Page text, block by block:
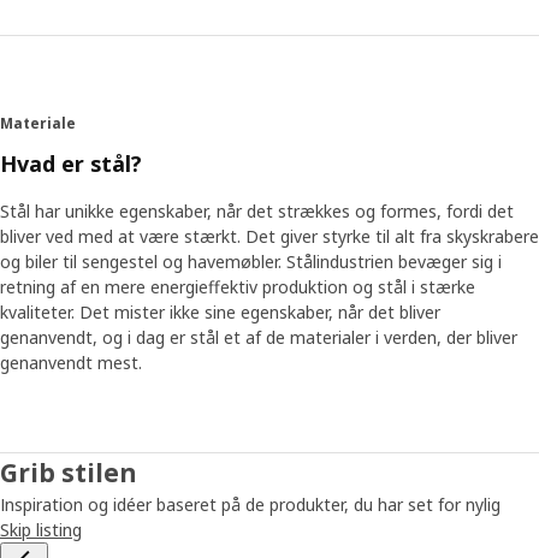
Materiale
Hvad er stål?
Stål har unikke egenskaber, når det strækkes og formes, fordi det
bliver ved med at være stærkt. Det giver styrke til alt fra skyskrabere
og biler til sengestel og havemøbler. Stålindustrien bevæger sig i
retning af en mere energieffektiv produktion og stål i stærke
kvaliteter. Det mister ikke sine egenskaber, når det bliver
genanvendt, og i dag er stål et af de materialer i verden, der bliver
genanvendt mest.
Grib stilen
Inspiration og idéer baseret på de produkter, du har set for nylig
Skip listing